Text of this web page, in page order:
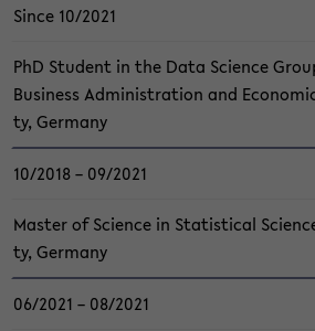
Since 10/2021
PhD Stu­dent in the Data Sci­ence
Busi­ness Ad­mi­nis­tra­ti­on and
ty, Ger­ma­ny
10/2018 – 09/2021
Mas­ter of Sci­ence in Sta­tis­ti­cal
ty, Ger­ma­ny
06/2021 – 08/2021